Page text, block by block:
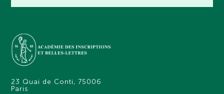
23 Quai de Conti, 75006
Paris